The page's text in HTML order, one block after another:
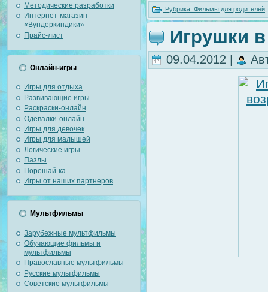
Методические разработки
Интернет-магазин
«Вундеркиндики»
Прайс-лист
Онлайн-игры
Игры для отдыха
Развивающие игры
Раскраски-онлайн
Одевалки-онлайн
Игры для девочек
Игры для малышей
Логические игры
Пазлы
Порешай-ка
Игры от наших партнеров
Мультфильмы
Зарубежные мультфильмы
Обучающие фильмы и
мультфильмы
Православные мультфильмы
Русские мультфильмы
Советские мультфильмы
Рубрика: Фильмы для родителей
Игрушки
09.04.2012 |